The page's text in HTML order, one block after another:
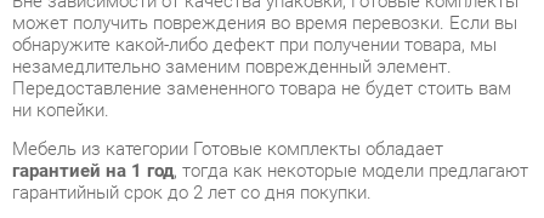
ни копейки.
Мебель из категории Готовые комплекты обладает
гарантией на 1 год , тогда как некоторые модели предлагают
гарантийный срок до 2 лет со дня покупки.
Эстетика Спальня Вид 1 Ясень Анкор Темный/Крем глянец
- это высококачественный продукт, изготовленныйТрия
соответствующий актуальным государственным стандартам.